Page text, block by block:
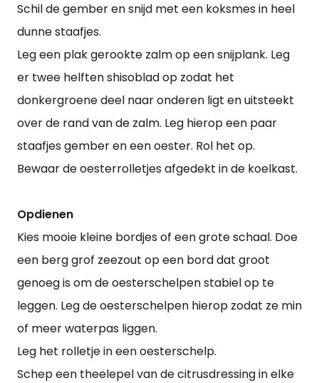
Schil de gember en snijd met een koksmes in heel
dunne staafjes.
Leg een plak gerookte zalm op een snijplank. Leg
er twee helften shisoblad op zodat het
donkergroene deel naar onderen ligt en uitsteekt
over de rand van de zalm. Leg hierop een paar
staafjes gember en een oester. Rol het op.
Bewaar de oesterrolletjes afgedekt in de koelkast.
Opdienen
Kies mooie kleine bordjes of een grote schaal. Doe
een berg grof zeezout op een bord dat groot
genoeg is om de oesterschelpen stabiel op te
leggen. Leg de oesterschelpen hierop zodat ze min
of meer waterpas liggen.
Leg het rolletje in een oesterschelp.
Schep een theelepel van de citrusdressing in elke